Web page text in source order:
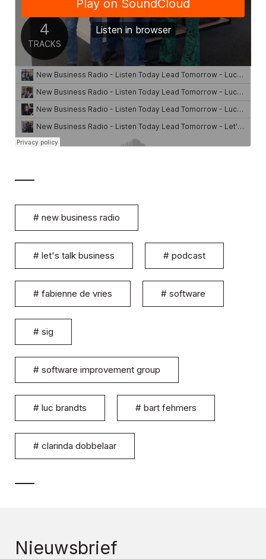
# new business radio
# let's talk business # podcast
# fabienne de vries # software
# sig
# software improvement group
# luc brandts # bart fehmers
# clarinda dobbelaar
Nieuwsbrief